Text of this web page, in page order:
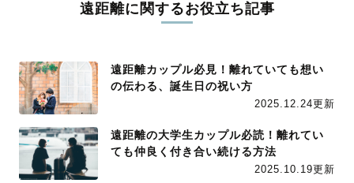
遠距離に関するお役立ち記事
遠距離カップル必見！離れていても想い
の伝わる、誕生日の祝い方
2025.12.24更新
遠距離の大学生カップル必読！離れてい
ても仲良く付き合い続ける方法
2025.10.19更新